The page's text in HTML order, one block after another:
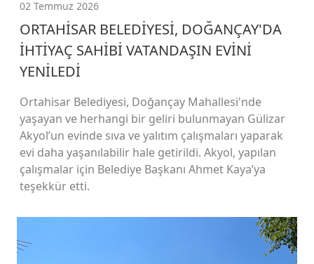
02 Temmuz 2026
ORTAHİSAR BELEDİYESİ, DOĞANÇAY'DA
İHTİYAÇ SAHİBİ VATANDAŞIN EVİNİ
YENİLEDİ
Ortahisar Belediyesi, Doğançay Mahallesi'nde
yaşayan ve herhangi bir geliri bulunmayan Gülizar
Akyol’un evinde sıva ve yalıtım çalışmaları yaparak
evi daha yaşanılabilir hale getirildi. Akyol, yapılan
çalışmalar için Belediye Başkanı Ahmet Kaya’ya
teşekkür etti.